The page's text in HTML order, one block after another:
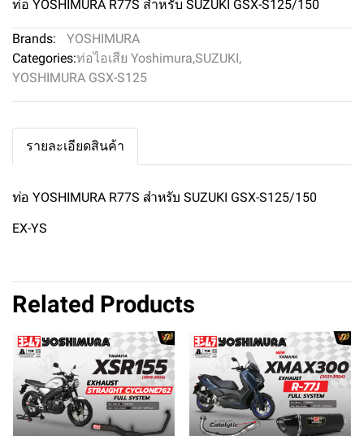
ท่อ YOSHIMURA R77S สำหรับ SUZUKI GSX-S125/150
Brands:
YOSHIMURA
Categories:ท่อไอเสีย Yoshimura,SUZUKI,
YOSHIMURA GSX-S125
รายละเอียดสินค้า
ท่อ YOSHIMURA R77S สำหรับ SUZUKI GSX-S125/150
EX-YS
Related Products